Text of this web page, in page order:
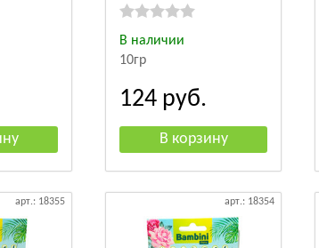
В наличии
10гр
124 руб.
арт.: 18355 арт.: 18354